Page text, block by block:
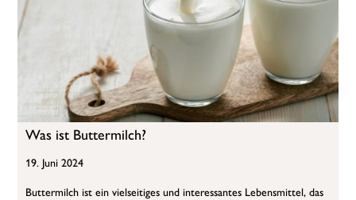
Was ist Buttermilch?
19. Juni 2024
Buttermilch ist ein vielseitiges und interessantes Lebensmittel, das